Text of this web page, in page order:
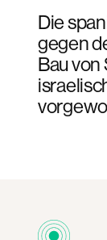
Die
gegen
Bau